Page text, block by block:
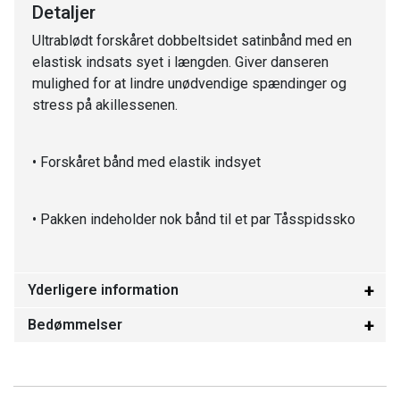
Detaljer
Ultrablødt forskåret dobbeltsidet satinbånd med en
elastisk indsats syet i længden. Giver danseren
mulighed for at lindre unødvendige spændinger og
stress på akillessenen.
• Forskåret bånd med elastik indsyet
• Pakken indeholder nok bånd til et par Tåsspidssko
Yderligere information
Bedømmelser